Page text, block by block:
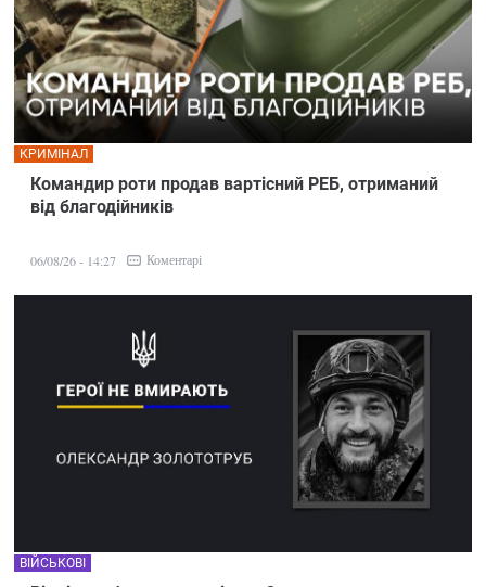
Командир роти продав вартісний РЕБ, отриманий
від благодійників
КРИМІНАЛ
06/08/26 - 14:27 Коментарі
ВІЙСЬКОВІ